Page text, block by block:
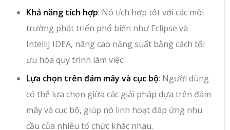
Khả năng tích hợp: Nó tích hợp tốt với các môi
trường phát triển phổ biến như Eclipse và
IntelliJ IDEA, nâng cao năng suất bằng cách tối
ưu hóa quy trình làm việc.
Lựa chọn trên đám mây và cục bộ: Người dùng
có thể lựa chọn giữa các giải pháp dựa trên đám
mây và cục bộ, giúp nó linh hoạt đáp ứng nhu
cầu của nhiều tổ chức khác nhau.